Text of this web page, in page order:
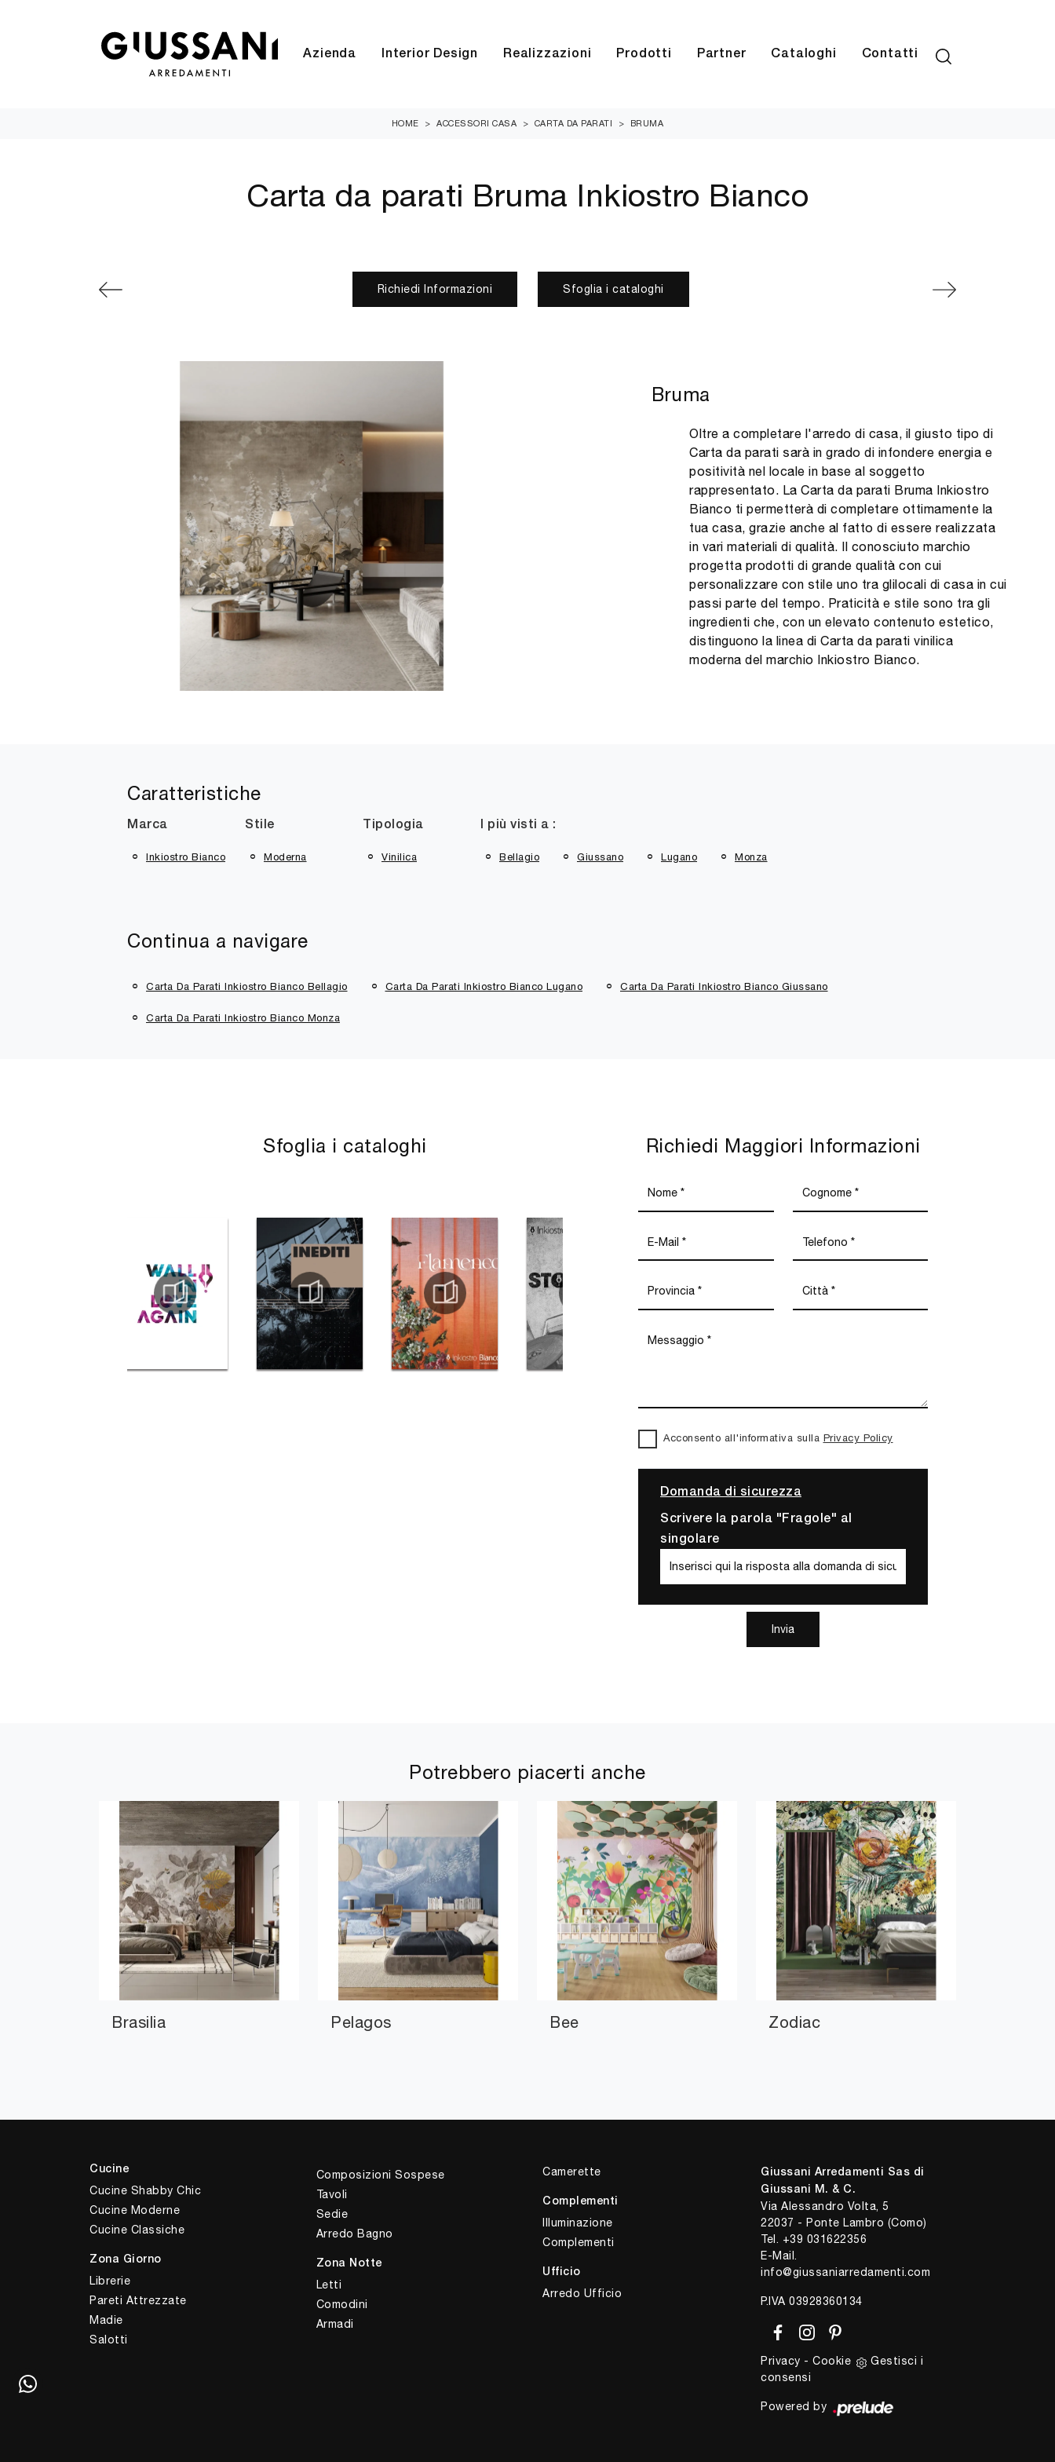
Azienda Interior Design Realizzazioni Prodotti Partner Cataloghi Contatti
HOME > ACCESSORI CASA > CARTA DA PARATI > BRUMA
Carta da parati Bruma Inkiostro Bianco
Richiedi Informazioni Sfoglia i cataloghi
Bruma
Oltre a completare l'arredo di casa, il giusto tipo di
Carta da parati sarà in grado di infondere energia e
positività nel locale in base al soggetto
rappresentato. La Carta da parati Bruma Inkiostro
Bianco ti permetterà di completare ottimamente la
tua casa, grazie anche al fatto di essere realizzata
in vari materiali di qualità. Il conosciuto marchio
progetta prodotti di grande qualità con cui
personalizzare con stile uno tra glilocali di casa in cui
passi parte del tempo. Praticità e stile sono tra gli
ingredienti che, con un elevato contenuto estetico,
distinguono la linea di Carta da parati vinilica
moderna del marchio Inkiostro Bianco.
Caratteristiche
Marca
Inkiostro Bianco
Stile
Moderna
Tipologia
Vinilica
I più visti a :
Bellagio Giussano Lugano Monza
Continua a navigare
Carta Da Parati Inkiostro Bianco Bellagio Carta Da Parati Inkiostro Bianco Lugano Carta Da Parati Inkiostro Bianco Giussano
Carta Da Parati Inkiostro Bianco Monza
Sfoglia i cataloghi Richiedi Maggiori Informazioni
Acconsento all'informativa sulla Privacy Policy
Domanda di sicurezza
Scrivere la parola "Fragole" al
singolare
Invia
Potrebbero piacerti anche
Brasilia Pelagos Bee Zodiac
Cucine
Cucine Shabby Chic
Cucine Moderne
Cucine Classiche
Zona Giorno
Librerie
Pareti Attrezzate
Madie
Salotti
Composizioni Sospese
Tavoli
Sedie
Arredo Bagno
Zona Notte
Letti
Comodini
Armadi
Camerette
Complementi
Illuminazione
Complementi
Ufficio
Arredo Ufficio
Giussani Arredamenti Sas di
Giussani M. & C.
Via Alessandro Volta, 5
22037 - Ponte Lambro (Como)
Tel. +39 031622356
E-Mail.
info@giussaniarredamenti.com
P.IVA 03928360134
Privacy - Cookie
Gestisci i
consensi
Powered by